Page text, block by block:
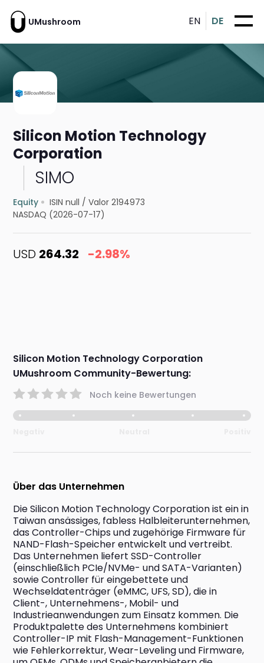
UMushroom EN DE
Silicon Motion Technology
Corporation
SIMO
Equity ISIN null /Valor 2194973
NASDAQ (2026-07-17)
USD 264.32 -2.98%
Silicon Motion Technology Corporation
UMushroom Community-Bewertung:
Noch keine Bewertungen
Über das Unternehmen
Die Silicon Motion Technology Corporation ist ein in
Taiwan ansässiges, fabless Halbleiterunternehmen,
das Controller-Chips und zugehörige Firmware für
NAND-Flash-Speicher entwickelt und vertreibt.
Das Unternehmen liefert SSD-Controller
(einschließlich PCIe/NVMe- und SATA-Varianten)
sowie Controller für eingebettete und
Wechseldatenträger (eMMC, UFS, SD), die in
Client-, Unternehmens-, Mobil- und
Industrieanwendungen zum Einsatz kommen. Die
Produktpalette des Unternehmens kombiniert
Controller-IP mit Flash-Management-Funktionen
wie Fehlerkorrektur, Wear-Leveling und Firmware,